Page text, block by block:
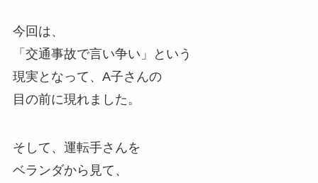
今回は、
「交通事故で言い争い」という
現実となって、A子さんの
目の前に現れました。
そして、運転手さんを
ベランダから見て、